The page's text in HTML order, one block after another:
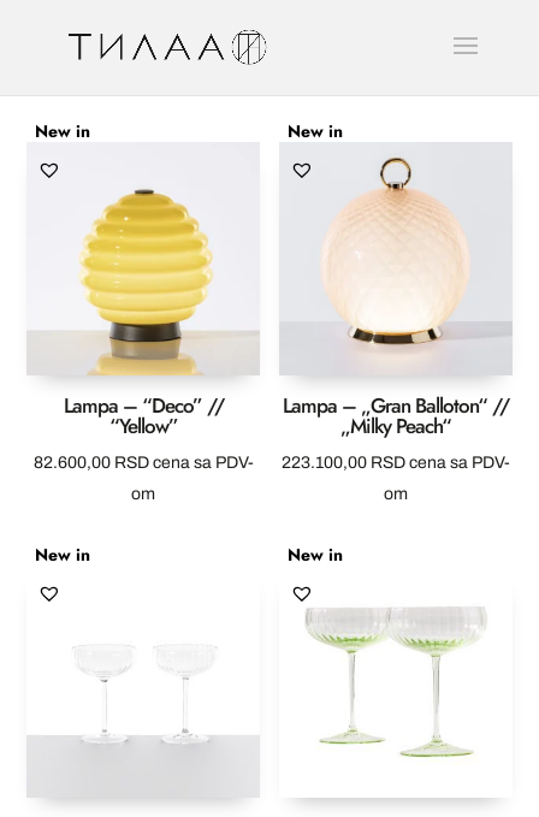
New in
Lampa – “Deco” //
“Yellow”
82.600,00 RSD cena sa PDV-
om
New in
Lampa – „Gran Balloton“ //
„Milky Peach“
223.100,00 RSD cena sa PDV-
om
New in New in